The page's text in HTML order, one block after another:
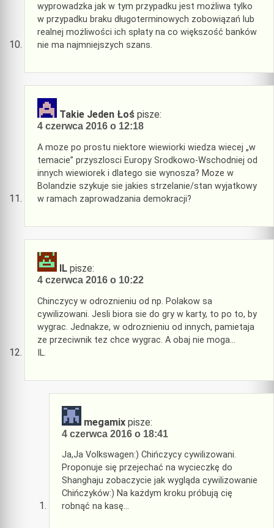
wyprowadzka jak w tym przypadku jest możliwa tylko
w przypadku braku długoterminowych zobowiązań lub
realnej możliwości ich spłaty na co większość banków
nie ma najmniejszych szans.
Takie Jeden Łoś pisze:
4 czerwca 2016 o 12:18
A moze po prostu niektore wiewiorki wiedza wiecej „w
temacie” przyszlosci Europy Srodkowo-Wschodniej od
innych wiewiorek i dlatego sie wynosza? Moze w
Bolandzie szykuje sie jakies strzelanie/stan wyjatkowy
w ramach zaprowadzania demokracji?
IL pisze:
4 czerwca 2016 o 10:22
Chinczycy w odroznieniu od np. Polakow sa
cywilizowani. Jesli biora sie do gry w karty, to po to, by
wygrac. Jednakze, w odroznieniu od innych, pamietaja
ze przeciwnik tez chce wygrac. A obaj nie moga…
IL.
megamix pisze:
4 czerwca 2016 o 18:41
Ja,Ja Volkswagen:) Chińczycy cywilizowani.
Proponuje się przejechać na wycieczkę do
Shanghaju zobaczycie jak wygląda cywilizowanie
Chińczyków:) Na każdym kroku próbują cię
robnąć na kasę…